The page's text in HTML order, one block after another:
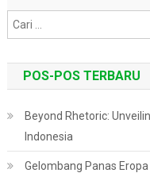
POS-POS TERBARU
Beyond Rhetoric:
Indonesia
Gelombang Panas